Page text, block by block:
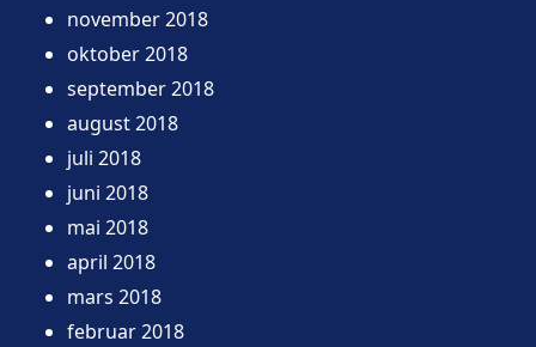
november 2018
oktober 2018
september 2018
august 2018
juli 2018
juni 2018
mai 2018
april 2018
mars 2018
februar 2018